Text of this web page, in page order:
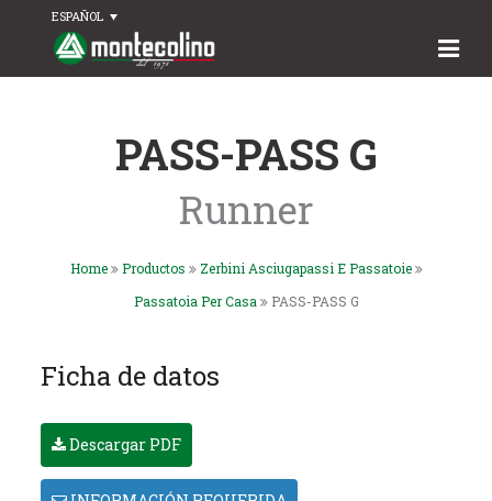
ESPAÑOL
PASS-PASS G
Runner
Home Productos
Zerbini Asciugapassi E Passatoie
Passatoia Per Casa
PASS-PASS G
Ficha de datos
Descargar PDF